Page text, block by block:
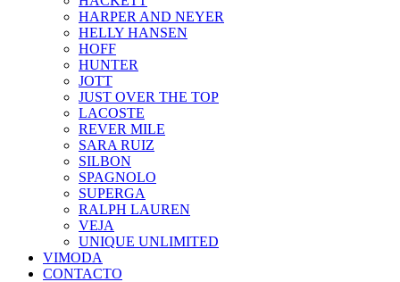
HARPER AND NEYER
HELLY HANSEN
HOFF
HUNTER
JOTT
JUST OVER THE TOP
LACOSTE
REVER MILE
SARA RUIZ
SILBON
SPAGNOLO
SUPERGA
RALPH LAUREN
VEJA
UNIQUE UNLIMITED
VIMODA
CONTACTO